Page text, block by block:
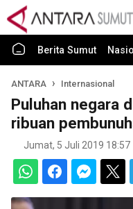
Berita Sumut
ANTARA Internasional
Puluhan negara
ribuan
Jumat, 5 Juli 2019 18:57